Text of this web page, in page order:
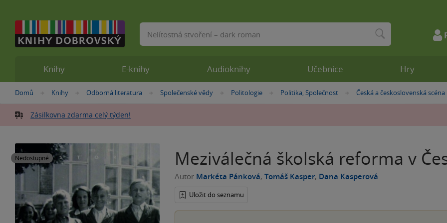
Nacházíte
zde:
Domů »
Knihy »
Odborná literatura »
Společenské vědy »Politologie »Politika, Společnost »
Česká a československá scéna
Zásilkovna zdarma celý týden!
Nedostupné Meziválečná školská reforma v
Autor Markéta Pánková, Tomáš Kasper, Dana Kasperová
Uložit do seznamu
Knihy E-knihy Audioknihy Učebnice Hry
Vyhledávání